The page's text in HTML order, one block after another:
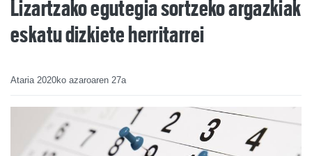
Lizartzako egutegia sortzeko argazkiak
eskatu dizkiete herritarrei
Ataria 2020ko azaroaren 27a